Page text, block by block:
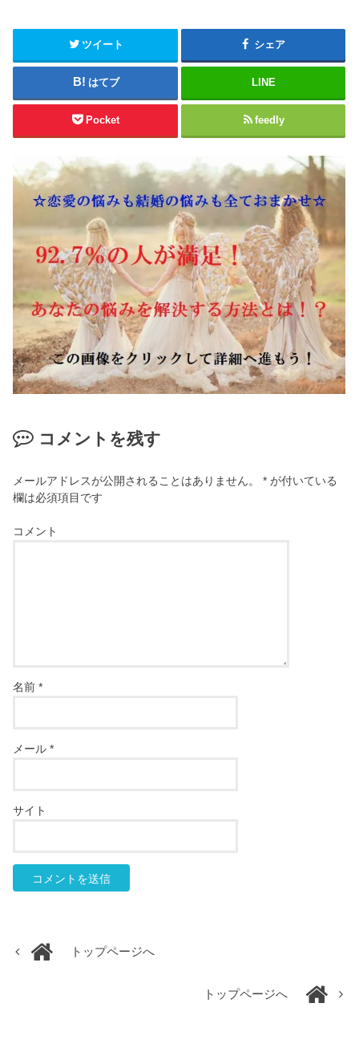
ツイート シェア
はてブ LINE
Pocket feedly
コメントを残す
メールアドレスが公開されることはありません。 * が付いている
欄は必須項目です
コメント
名前*
メール*
サイト
トップページへ
トップページへ